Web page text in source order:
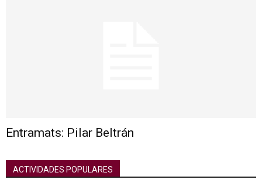
Entramats: Pilar Beltrán
ACTIVIDADES POPULARES